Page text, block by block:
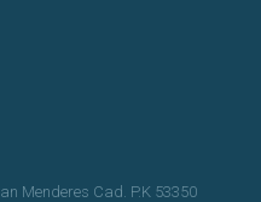
Menderes Cad. P.K 53350